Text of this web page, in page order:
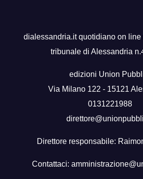
dialessandria.it quotidiano on line
tribunale di Alessandria
edizioni Union
Via Milano 122 - 15121
0131221988
Direttore responsabile:
Contattaci: